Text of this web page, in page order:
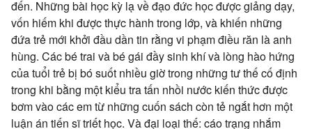
đến. Những bài học kỳ lạ về đạo đức học được giảng dạy,
vốn hiếm khi được thực hành trong lớp, và khiến những
đứa trẻ mới khởi đầu dần tin rằng vi phạm điều răn là anh
hùng. Các bé trai và bé gái đầy sinh khí và lòng hào hứng
của tuổi trẻ bị bó suốt nhiều giờ trong những tư thế cố định
trong khi bằng một kiểu tra tấn nhồi nước kiến thức được
bơm vào các em từ những cuốn sách còn tẻ ngắt hơn một
luận án tiến sĩ triết học. Và đại loại thế: cáo trạng nhắm